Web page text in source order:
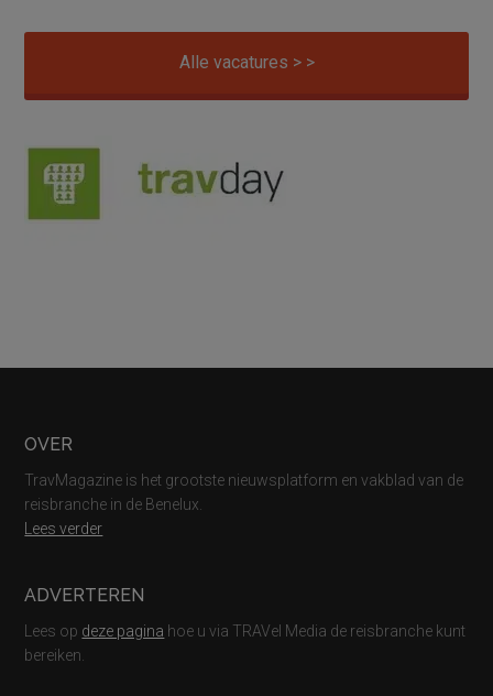
Alle vacatures > >
Footer
OVER
TravMagazine is het grootste nieuwsplatform en vakblad van de
reisbranche in de Benelux.
Lees verder
ADVERTEREN
Lees op deze pagina hoe u via TRAVel Media de reisbranche kunt
bereiken.